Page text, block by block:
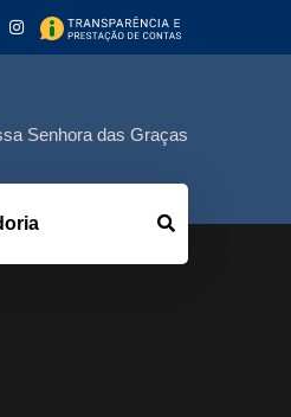
Senhora das Graças